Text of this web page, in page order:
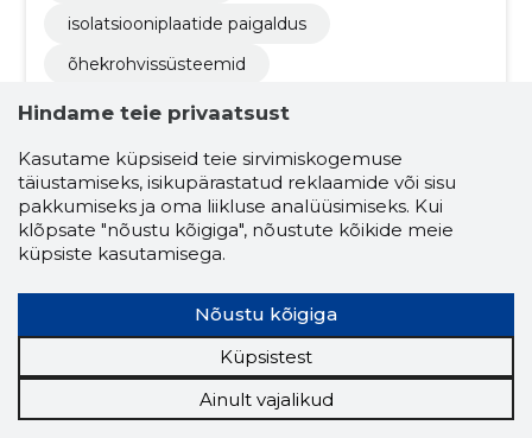
isolatsiooniplaatide paigaldus
õhekrohvissüsteemid
mikrotsementkatte paigaldus
värvimine
plaatimine
tekstuuri ja mustrite loomine
lõpliku viimistluse tegemine
ühenduste ja detailide töötlus
lõplik viimistlus ja kontroll
dekoratiivsed tehnikad
krohvimine
seinte- ja lagede tasandus
tapeetimine
Hindame teie privaatsust
Kasutame küpsiseid teie sirvimiskogemuse
täiustamiseks, isikupärastatud reklaamide või sisu
pakkumiseks ja oma liikluse analüüsimiseks. Kui
klõpsate "nõustu kõigiga", nõustute kõikide meie
küpsiste kasutamisega.
Nõustu kõigiga
Küpsistest
Ainult vajalikud